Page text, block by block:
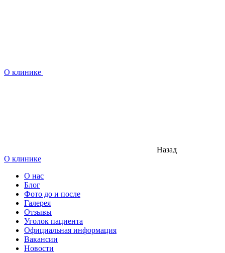
О клинике
Назад
О клинике
О нас
Блог
Фото до и после
Галерея
Отзывы
Уголок пациента
Официальная информация
Вакансии
Новости